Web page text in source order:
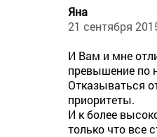
Яна
21 сентября
И Вам и мне
превышение по
Отказываться
приоритеты.
И к более
только что все